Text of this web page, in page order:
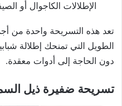
الإطلالات الكاجوال أو
تعد هذه التسريحة واحدة من
الطويل التي تمنحك إطلالة
دون الحاجة إلى أدوات معقدة.
تسريحة ضفيرة ذيل